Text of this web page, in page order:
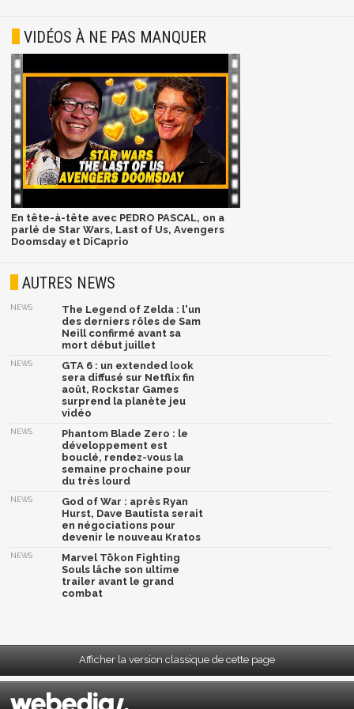
VIDÉOS À NE PAS MANQUER
En tête-à-tête avec PEDRO PASCAL, on a
parlé de Star Wars, Last of Us, Avengers
Doomsday et DiCaprio
AUTRES NEWS
NEWS
The Legend of Zelda : l'un
des derniers rôles de Sam
Neill confirmé avant sa
mort début juillet
NEWS
GTA 6 : un extended look
sera diffusé sur Netflix fin
août, Rockstar Games
surprend la planète jeu
vidéo
NEWS
Phantom Blade Zero : le
développement est
bouclé, rendez-vous la
semaine prochaine pour
du très lourd
NEWS
God of War : après Ryan
Hurst, Dave Bautista serait
en négociations pour
devenir le nouveau Kratos
NEWS
Marvel Tōkon Fighting
Souls lâche son ultime
trailer avant le grand
combat
Afficher la version classique de cette page